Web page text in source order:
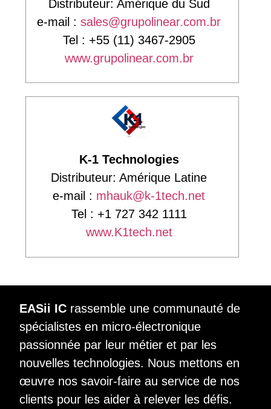
Distributeur: Amérique du Sud
e-mail :sales@grupolinear.com.br
Tel : +55 (11) 3467-2905
www.grupolinear.com.br
K-1 Technologies
Distributeur: Amérique Latine
e-mail : mhauk@k-1tech.net
Tel : +1 727 342 1111
www.K1tech.net
EASii IC rassemble une communauté de
spécialistes en micro-électronique
passionnée par leur métier et par les
nouvelles technologies. Nous mettons en
œuvre nos savoir-faire au service de nos
clients pour les aider à relever les défis.